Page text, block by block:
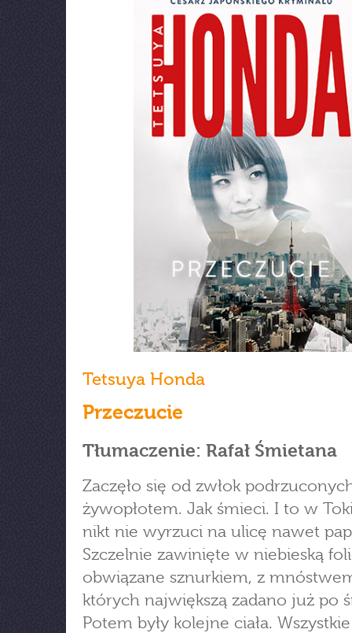
Tetsuya Honda
Przeczucie
Tłumaczenie: Rafał Śmietana
Zaczęło się od zwłok
żywopłotem. Jak śmieci. I to w
nikt nie wyrzuci na ulicę nawet
Szczelnie zawinięte w niebieską
obwiązane sznurkiem, z
których największą zadano już po
Potem były kolejne ciała. Wszystkie